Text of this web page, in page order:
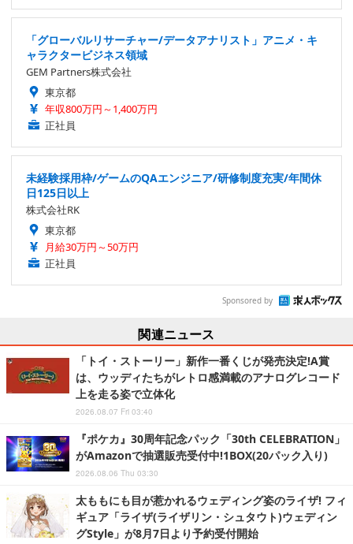
「グローバルリサーチャー/データアナリスト」アニメ・キ
ャラクタービジネス領域
GEM Partners株式会社
東京都
年収800万円～1,400万円
正社員
未経験採用枠/ゲームのQAエンジニア/研修制度充実/年間休
日125日以上
株式会社RK
東京都
月給30万円～50万円
正社員
Sponsored by
関連ニュース
「トイ・ストーリー」新作一番くじが発売決定!A賞
は、ウッディたちがレトロ感満載のアナログレコード
上を走る姿で立体化
2026.08.07 Fri 03:40
『ポケカ』30周年記念パック「30th CELEBRATION」
がAmazonで抽選販売受付中!1BOX(20パック入り)
2026.08.06 Thu 03:30
太ももにも目が惹かれるウェディング姿のライザ! フィ
ギュア「ライザ(ライザリン・シュタウト)ウェディン
グStyle」が8月7日より予約受付開始